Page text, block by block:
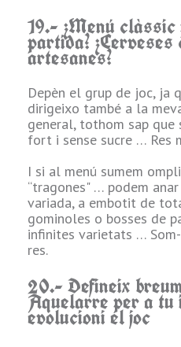
de 01
el
11.-
Big
temible
enfrontat?
intra
d'inici
meus
van
bestiari
19.- ¿Menú
partida?
artesanes?
Depèn el grup de joc, ja
dirigeixo també a la
general, tothom sap
fort i sense sucre … Res
I si al menú sumem
“tragones" … podem
variada, a embotit de
gominoles o bosses de
infinites varietats …
res.
20.- Defineix
Aquelarre per a tu
evolucioni el joc